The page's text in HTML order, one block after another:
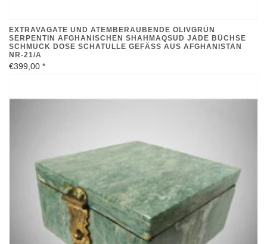
SCHMUCK DOSE SCHATULLE GEFÄSS AUS AFGHANISTAN N
R-21/A
€399,00*